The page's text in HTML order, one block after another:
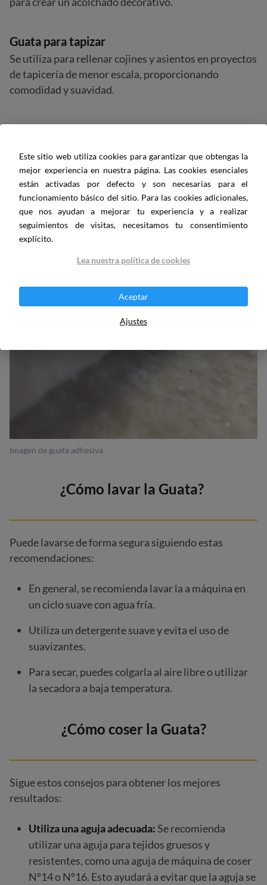
Guata para tapizar
Se utiliza para rellenar cojines y asientos en proyectos
de tapicería de menor escala, proporcionando
comodidad y suavidad.
Guata para manualidades
el Scrapbooking creando álbumes de recortes,
tarjetas decorativas y adornos acolchados.
Imagen de guata adhesiva
¿Cómo lavar la Guata?
Puede lavarse de forma segura siguiendo estas
recomendaciones:
En general, se recomienda lavar la a máquina en
un ciclo suave con agua fría.
Utiliza un detergente suave y evita el uso de
suavizantes.
Para secar, puedes colgarla al aire libre o utilizar
la secadora a baja temperatura.
¿Cómo coser la Guata?
Sigue estos consejos para obtener los mejores
resultados:
Utiliza una aguja adecuada:Se recomienda
utilizar una aguja para tejidos gruesos y
resistentes, como una aguja de máquina de coser
Nº14 o Nº16. Esto ayudará a evitar que la aguja se
Este sitio web utiliza cookies para garantizar que obtengas la
mejor experiencia en nuestra página. Las cookies esenciales
están activadas por defecto y son necesarias para el
funcionamiento básico del sitio. Para las cookies adicionales,
que nos ayudan a mejorar tu experiencia y a realizar
seguimientos de visitas, necesitamos tu consentimiento
explícito.
Lea nuestra política de cookies
Aceptar
Ajustes